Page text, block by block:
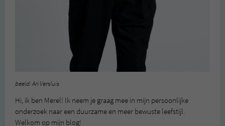
beeld: Ari Versluis
Hi, ik ben Merel! Ik neem je graag mee in mijn persoonlijke
onderzoek naar een duurzame en meer bewuste leefstijl.
Welkom op mijn blog!